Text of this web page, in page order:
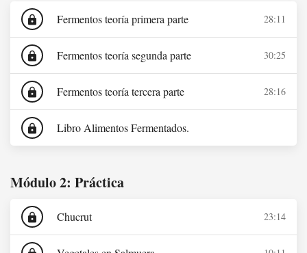
lock Fermentos teoría primera parte 28:11
lock Fermentos teoría segunda parte 30:25
lock Fermentos teoría tercera parte 28:16
lock Libro Alimentos Fermentados.
Módulo 2: Práctica
lock Chucrut 23:14